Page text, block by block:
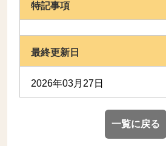
特記事項
最終更新日
2026年03月27日
一覧に戻る